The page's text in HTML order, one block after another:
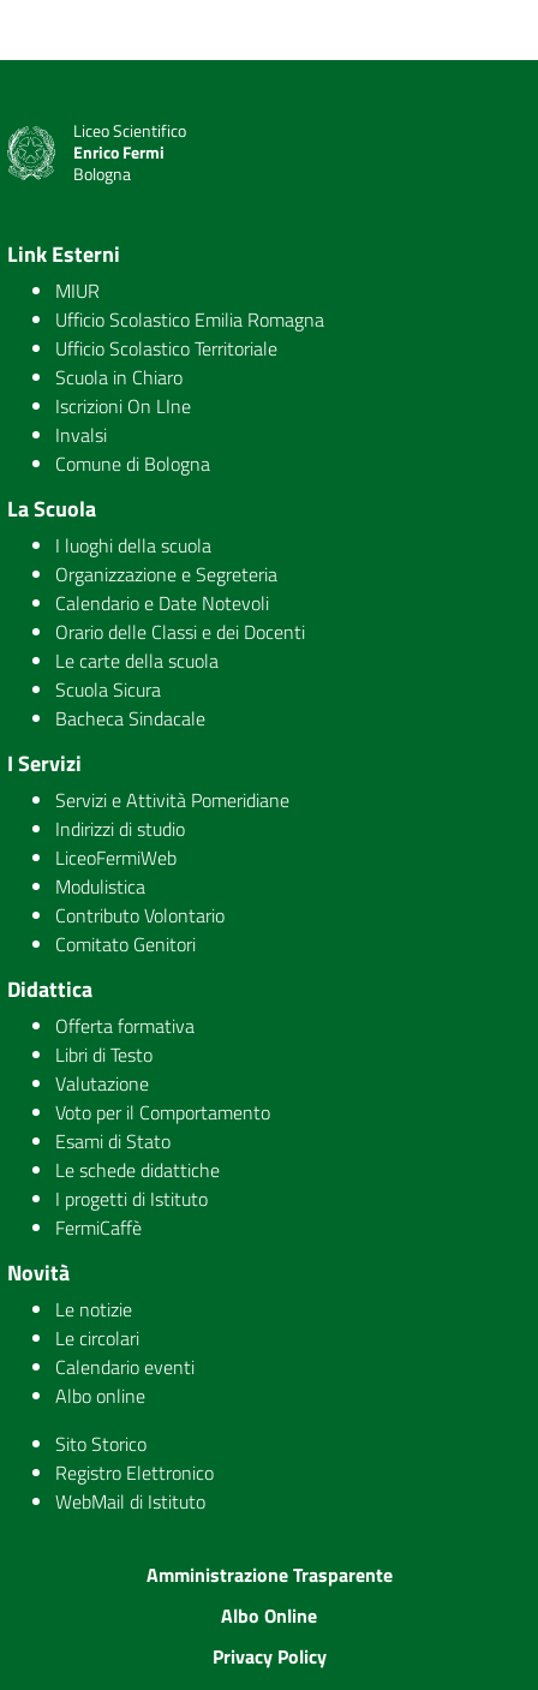
Liceo Scientifico
Enrico Fermi
Bologna
Link Esterni
MIUR
Ufficio Scolastico Emilia Romagna
Ufficio Scolastico Territoriale
Scuola in Chiaro
Iscrizioni On LIne
Invalsi
Comune di Bologna
La Scuola
I luoghi della scuola
Organizzazione e Segreteria
Calendario e Date Notevoli
Orario delle Classi e dei Docenti
Le carte della scuola
Scuola Sicura
Bacheca Sindacale
I Servizi
Servizi e Attività Pomeridiane
Indirizzi di studio
LiceoFermiWeb
Modulistica
Contributo Volontario
Comitato Genitori
Didattica
Offerta formativa
Libri di Testo
Valutazione
Voto per il Comportamento
Esami di Stato
Le schede didattiche
I progetti di Istituto
FermiCaffè
Novità
Le notizie
Le circolari
Calendario eventi
Albo online
Sito Storico
Registro Elettronico
WebMail di Istituto
Amministrazione Trasparente
Albo Online
Privacy Policy